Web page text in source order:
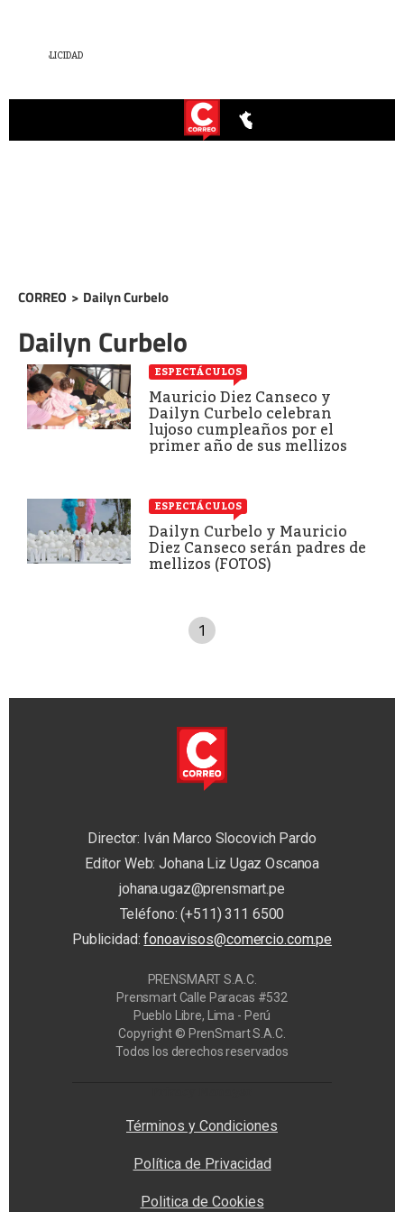
CORREO > Dailyn Curbelo
Dailyn Curbelo
ESPECTÁCULOS
Mauricio Diez Canseco y
Dailyn Curbelo celebran
lujoso cumpleaños por el
primer año de sus mellizos
ESPECTÁCULOS
Dailyn Curbelo y Mauricio
Diez Canseco serán padres de
mellizos (FOTOS)
1
Director: Iván Marco Slocovich Pardo
Editor Web: Johana Liz Ugaz Oscanoa
johana.ugaz@prensmart.pe
Teléfono: (+511) 311 6500
Publicidad:fonoavisos@comercio.com.pe
PRENSMART S.A.C.
Prensmart Calle Paracas #532
Pueblo Libre, Lima - Perú
Copyright © PrenSmart S.A.C.
Todos los derechos reservados
Términos y Condiciones
Política de Privacidad
Politica de Cookies